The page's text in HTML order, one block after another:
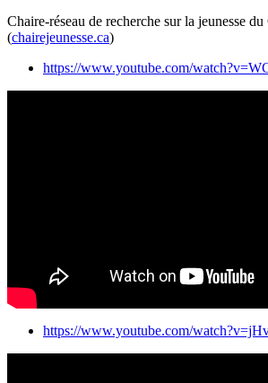
Chaire-réseau de recherche sur la jeunesse du
(chairejeunesse.ca)
https://www.youtube.com/
https://www.youtube.com/